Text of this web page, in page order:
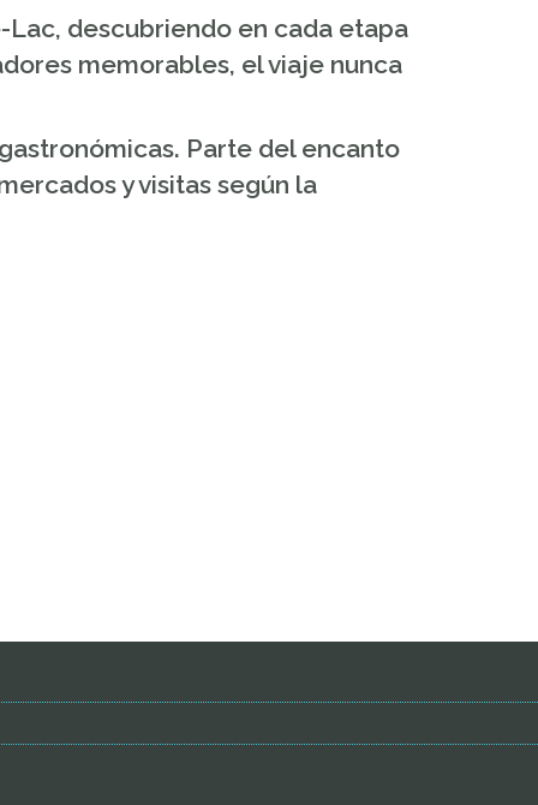
descubriendo en cada etapa
memorables, el viaje nunca
Parte del encanto
y visitas según la